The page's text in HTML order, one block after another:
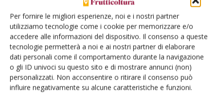
Per fornire le migliori esperienze, noi e i nostri partner
utilizziamo tecnologie come i cookie per memorizzare e/o
accedere alle informazioni del dispositivo. Il consenso a queste
tecnologie permetterà a noi e ai nostri partner di elaborare
dati personali come il comportamento durante la navigazione
o gli ID univoci su questo sito e di mostrare annunci (non)
personalizzati. Non acconsentire o ritirare il consenso può
influire negativamente su alcune caratteristiche e funzioni.
Tutti gli altri batteri hanno ridotto significativamente il peso
fresco della pianta, ad eccezione diA. rubim39. È
interessante notare che la streptomicina ha anche
esercitato un effetto inibitorio sulla crescita, deprimendo il
peso fresco della pianta e, in una certa misura, la
produzione di fiori/frutti. Durante l’esperimento, è stata
inoltre monitorata la progressione dei sintomi della
malattia nel tempo.